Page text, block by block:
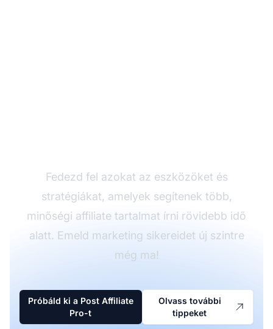
Fedezd fel azokat az eszközöket és
stratégiákat, amelyek segítenek több,
minőségi affiliate tartalmat írni rövidebb idő
alatt. Emeld marketing sikereidet új szintre
még ma!
Próbáld ki a Post Affiliate
Pro-t
Olvass további
tippeket